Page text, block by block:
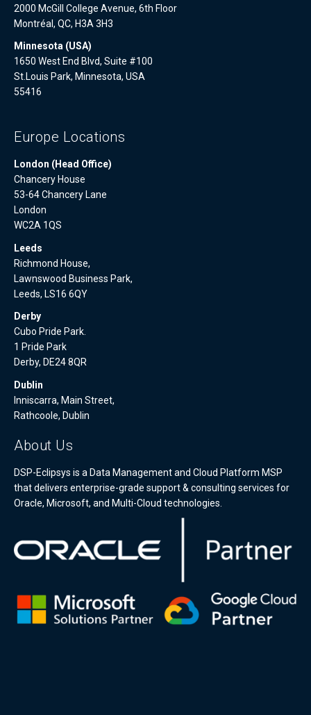
2000 McGill College Avenue, 6th Floor
Montréal, QC, H3A 3H3
Minnesota (USA)
1650 West End Blvd, Suite #100
St.Louis Park, Minnesota, USA
55416
Europe Locations
London (Head Office)
Chancery House
53-64 Chancery Lane
London
WC2A 1QS
Leeds
Richmond House,
Lawnswood Business Park,
Leeds, LS16 6QY
Derby
Cubo Pride Park.
1 Pride Park
Derby, DE24 8QR
Dublin
Inniscarra, Main Street,
Rathcoole, Dublin
About Us
DSP-Eclipsys is a Data Management and Cloud Platform MSP
that delivers enterprise-grade support & consulting services for
Oracle, Microsoft, and Multi-Cloud technologies.